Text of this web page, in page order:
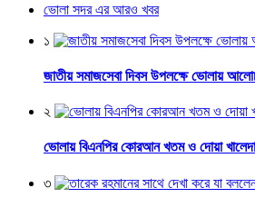
ভোলা সদর এর আরও খবর
১
জাতীয় সমাজসেবা দিবস উপলক্ষে ভোলায়
২
ভোলায় বিএনপির কোরআন খতম ও দোয়া খালেদা
৩